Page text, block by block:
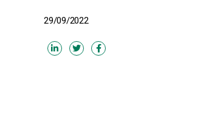
29/09/2022